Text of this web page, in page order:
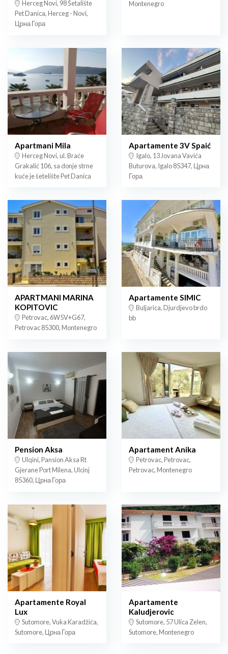
Herceg Novi, 98 Šetalište
Pet Danica, Herceg - Novi,
Црна Гора
Montenegro
Apartmani Mila
Herceg Novi, ul. Braće
Grakalić 106, sa donje strne
kuće je šetelište Pet Danica
Apartamente 3V Spaić
Igalo, 13 Jovana Vavića
Buturova, Igalo 85347, Црна
Гора
APARTMANI MARINA
KOPITOVIC
Petrovac, 6W5V+G67,
Petrovac 85300, Montenegro
Apartamente SIMIC
Buljarica, Djurdjevo brdo
bb
Pension Aksa
Ulqini, Pansion Aksa Rt
Gjerane Port Milena, Ulcinj
85360, Црна Гора
Apartament Anika
Petrovac, Petrovac,
Petrovac, Montenegro
Apartamente Royal
Lux
Sutomore, Vuka Karadžića,
Sutomore, Црна Гора
Apartamente
Kaludjerovic
Sutomore, 57 Ulica Zelen,
Sutomore, Montenegro